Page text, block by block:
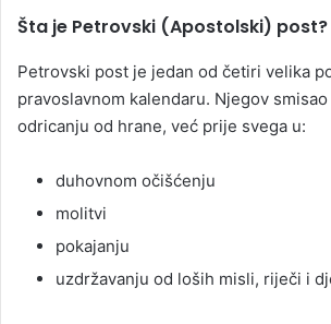
Šta je Petrovski (Apostolski) post?
Petrovski post je jedan od četiri velika
pravoslavnom kalendaru. Njegov
odricanju od hrane, već prije svega u:
duhovnom očišćenju
molitvi
pokajanju
uzdržavanju od loših misli, riječi i